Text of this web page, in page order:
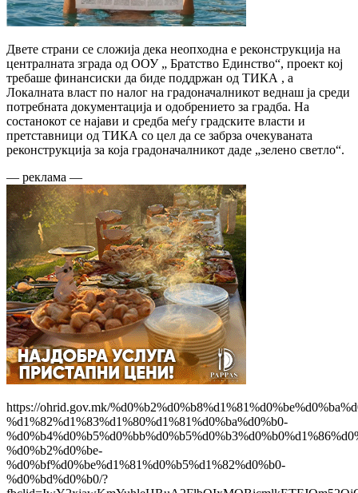
Двете страни се сложија дека неопходна е реконструкција на
централната зграда од ООУ „ Братство Единство“, проект кој
требаше финансиски да биде поддржан од ТИКА , а
Локалната власт по налог на градоначалникот веднаш ја среди
потребната документација и одобрението за градба. На
состанокот се најави и средба меѓу градските власти и
претставници од ТИКА со цел да се забрза очекуваната
реконструкција за која градоначалникот даде „зелено светло“.
— реклама —
https://ohrid.gov.mk/
%d1%82%d1%83%d1%80%d1%81%d0%ba%d0%b0-
%d0%b2%d0%be-
%d0%bf%d0%be%d1%81%d0%b5%d1%82%d0%b0-
%d0%bd%d0%b0/?